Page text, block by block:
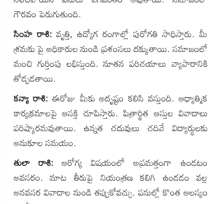
గౌరవం పెరుగుతుంది.
సింహ రాశి:వృత్తి, ఉద్యోగ రంగాల్లో పురోగతి సాధిస్తారు. మీ
శ్రమకు పై అధికారుల నుండి ప్రశంసలు దక్కుతాయి. సమాజంలో
మంచి గుర్తింపు లభిస్తుంది. నూతన పరిచయాలు వ్యాపారానికి
తోడ్పడతాయి.
కన్యా రాశి:ఈరోజు మీకు అదృష్టం కలిసి వస్తుంది. ఆధ్యాత్మిక
కార్యక్రమాలపై ఆసక్తి చూపిస్తారు. పిత్రార్జిత ఆస్తుల వివాదాలు
పరిష్కారమవుతాయి. ఉన్నత చదువులు చదివే విద్యార్థులకు
అనుకూల సమయం.
తులా రాశి:ఆరోగ్య విషయంలో అప్రమత్తంగా ఉండటం
అవసరం. మాట తీరుపై నియంత్రణ కలిగి ఉండడం వల్ల
అనవసర వివాదాల నుండి తప్పుకోవచ్చు. పనుల్లో కొంత ఆలస్యం